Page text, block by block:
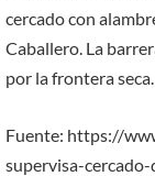
cercado con
Caballero. La
por la frontera seca.
Fuente: https://
supervisa-